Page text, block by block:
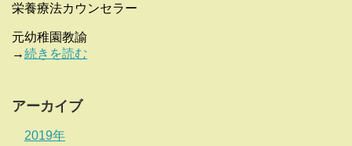
栄養療法カウンセラー
元幼稚園教諭
→続きを読む
アーカイブ
2019年